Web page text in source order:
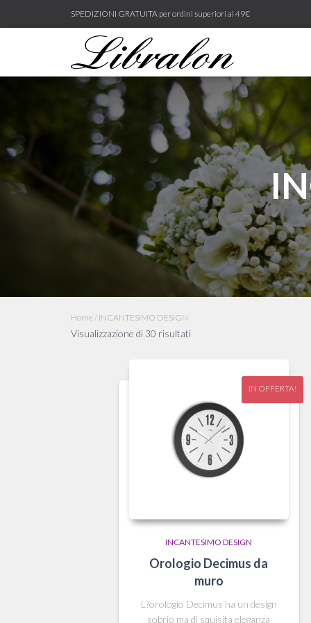
SPEDIZIONI GRATUITA per ordini superiori ai 49€
Home / INCANTESIMO DESIGN
Visualizzazione di 30 risultatiOrdina
recente
IN OFFERTA!
INCANTESIMO DESIGN
Orologio Decimus da
muro
L?orologio Decimus ha un design
sobrio ma di squisita eleganza